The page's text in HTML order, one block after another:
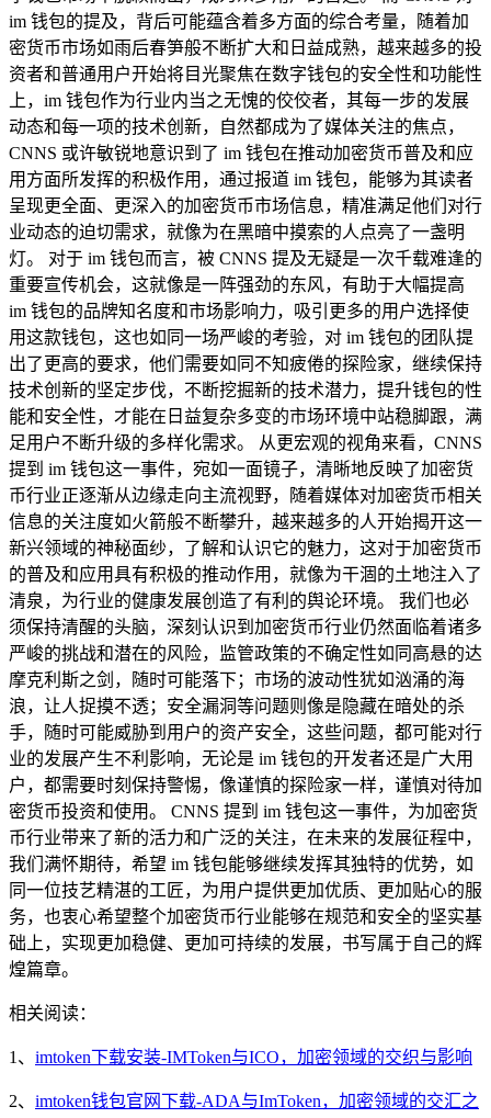
im 钱包的提及，背后可能蕴含着多方面的综合考量，随着加
密货币市场如雨后春笋般不断扩大和日益成熟，越来越多的投
资者和普通用户开始将目光聚焦在数字钱包的安全性和功能性
上，im 钱包作为行业内当之无愧的佼佼者，其每一步的发展
动态和每一项的技术创新，自然都成为了媒体关注的焦点，
CNNS 或许敏锐地意识到了 im 钱包在推动加密货币普及和应
用方面所发挥的积极作用，通过报道 im 钱包，能够为其读者
呈现更全面、更深入的加密货币市场信息，精准满足他们对行
业动态的迫切需求，就像为在黑暗中摸索的人点亮了一盏明
灯。 对于 im 钱包而言，被 CNNS 提及无疑是一次千载难逢的
重要宣传机会，这就像是一阵强劲的东风，有助于大幅提高
im 钱包的品牌知名度和市场影响力，吸引更多的用户选择使
用这款钱包，这也如同一场严峻的考验，对 im 钱包的团队提
出了更高的要求，他们需要如同不知疲倦的探险家，继续保持
技术创新的坚定步伐，不断挖掘新的技术潜力，提升钱包的性
能和安全性，才能在日益复杂多变的市场环境中站稳脚跟，满
足用户不断升级的多样化需求。 从更宏观的视角来看，CNNS
提到 im 钱包这一事件，宛如一面镜子，清晰地反映了加密货
币行业正逐渐从边缘走向主流视野，随着媒体对加密货币相关
信息的关注度如火箭般不断攀升，越来越多的人开始揭开这一
新兴领域的神秘面纱，了解和认识它的魅力，这对于加密货币
的普及和应用具有积极的推动作用，就像为干涸的土地注入了
清泉，为行业的健康发展创造了有利的舆论环境。 我们也必
须保持清醒的头脑，深刻认识到加密货币行业仍然面临着诸多
严峻的挑战和潜在的风险，监管政策的不确定性如同高悬的达
摩克利斯之剑，随时可能落下；市场的波动性犹如汹涌的海
浪，让人捉摸不透；安全漏洞等问题则像是隐藏在暗处的杀
手，随时可能威胁到用户的资产安全，这些问题，都可能对行
业的发展产生不利影响，无论是 im 钱包的开发者还是广大用
户，都需要时刻保持警惕，像谨慎的探险家一样，谨慎对待加
密货币投资和使用。 CNNS 提到 im 钱包这一事件，为加密货
币行业带来了新的活力和广泛的关注，在未来的发展征程中，
我们满怀期待，希望 im 钱包能够继续发挥其独特的优势，如
同一位技艺精湛的工匠，为用户提供更加优质、更加贴心的服
务，也衷心希望整个加密货币行业能够在规范和安全的坚实基
础上，实现更加稳健、更加可持续的发展，书写属于自己的辉
煌篇章。
相关阅读：
1、 imtoken下载安装-IMToken与ICO，加密领域的交织与影响
2、 imtoken钱包官网下载-ADA与ImToken，加密领域的交汇之